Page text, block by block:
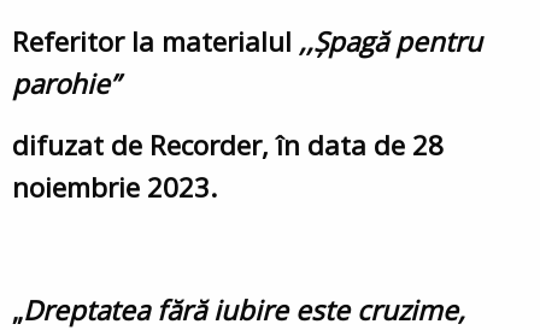
Referitor la materialul ,,Șpagă pentru
parohie”
difuzat de Recorder, în data de 28
noiembrie 2023.
„Dreptatea fără iubire este cruzime,